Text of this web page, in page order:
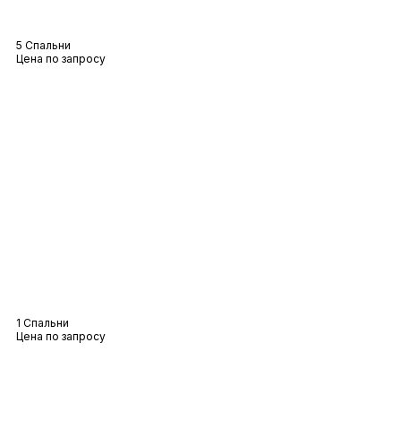
5 Спальни
Цена по запросу
1 Спальни
Цена по запросу